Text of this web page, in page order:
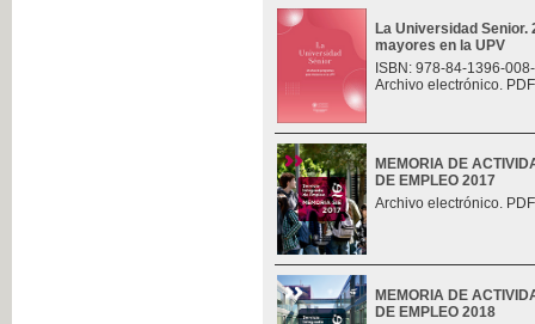
La Universidad
mayores en la UPV
ISBN: 978-84-1396-
Archivo electrónico.
MEMORIA DE
DE EMPLEO 2017
Archivo electrónico.
MEMORIA DE
DE EMPLEO 2018